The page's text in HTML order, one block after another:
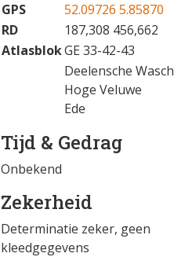
GPS
52.09726 5.85870
RD
187,308 456,662
AtlasblokGE 33-42-43
Deelensche Wasch
Hoge Veluwe
Ede
Tijd & Gedrag
Onbekend
Zekerheid
Determinatie zeker, geen
kleedgegevens